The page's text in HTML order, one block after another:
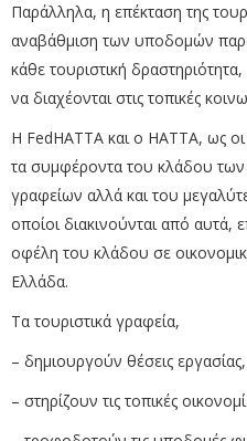
Παράλληλα, η επέκταση της
αναβάθμιση των υποδομών
κάθε τουριστική
να διαχέονται στις τοπικές
Η FedHATTA και ο ΗΑΤΤΑ, ως
τα συμφέροντα του κλάδου των
γραφείων αλλά και του
οποίοι διακινούνται από αυτά,
οφέλη του κλάδου σε
Ελλάδα.
Τα τουριστικά γραφεία,
– δημιουργούν θέσεις εργασίας,
– στηρίζουν τις τοπικές